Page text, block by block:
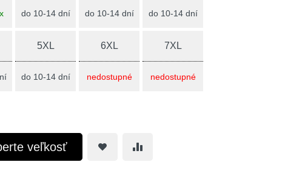
do 10-14 dní do 10-14 dní do 10-14 dní
5XL
do 10-14 dní
6XL
nedostupné
7XL
nedostupné
veľkosť